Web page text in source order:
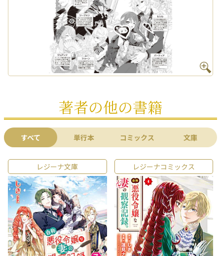
著者の他の書籍
すべて 単行本 コミックス 文庫
レジーナ文庫 レジーナコミックス